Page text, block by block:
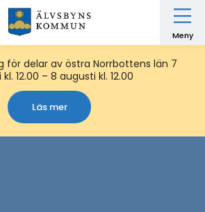
Meny
för delar av östra Norrbottens län 7
12.00 – 8 augusti kl. 12.00
Läs mer